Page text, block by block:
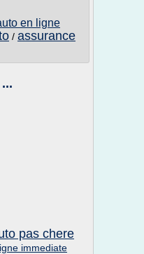
en ligne
/ assurance
pas chere
immediate